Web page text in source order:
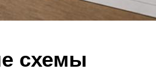
схемы